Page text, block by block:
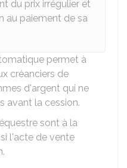
du prix irrégulier et
au paiement de sa
permet à
créanciers de
d'argent qui ne
avant la cession.
sont à la
l'acte de vente